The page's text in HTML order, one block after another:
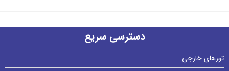
دسترسی سریع
تورهای خارجی